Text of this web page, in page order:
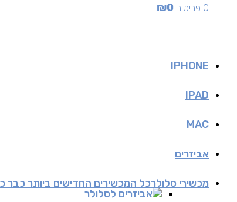
0 פריטים
₪0
IPHONE
IPAD
MAC
אביזרים
אביזרים לסלולר
מכשירי סלולרכל המכשירים החדישים ביותר כבר